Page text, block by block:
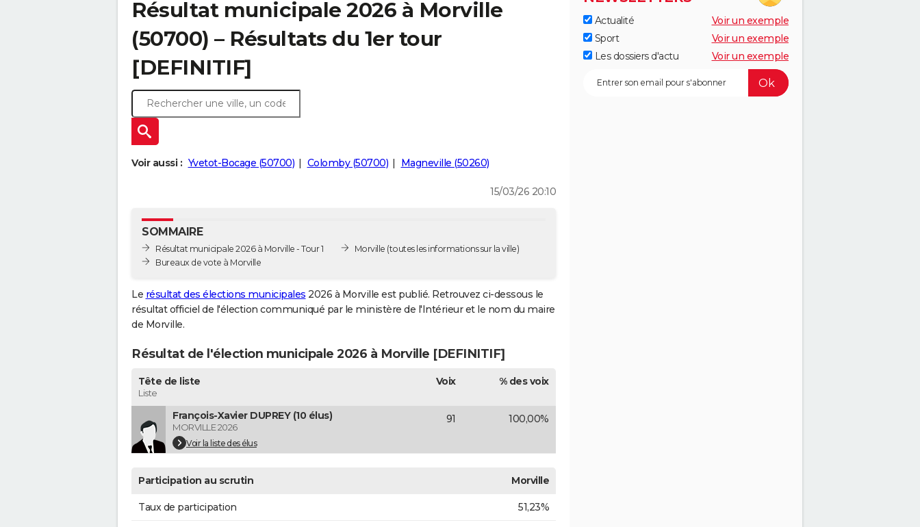
Résultat municipale 2026 à Morville
(50700) – Résultats du 1er tour
[DEFINITIF]
Voir aussi : Yvetot-Bocage (50700) Colomby (50700) Magneville (50260)
15/03/26 20:10
SOMMAIRE
Résultat municipale 2026 à Morville - Tour 1
Bureaux de vote à Morville
Morville (toutes les informations sur la ville)
Le résultat des élections municipales 2026 à Morville est publié. Retrouvez ci-dessous le
résultat officiel de l'élection communiqué par le ministère de l'Intérieur et le nom du maire
de Morville.
Résultat de l'élection municipale 2026 à Morville [DEFINITIF]
Tête de liste
Liste
Voix % des voix
François-Xavier DUPREY (10 élus)
MORVILLE 2026
Voir la liste des élus
91 100,00%
Participation au scrutin Morville
Taux de participation 51,23%
Actualité
Voir un exemple
Sport
Voir un exemple
Les dossiers d'actu
Voir un exemple